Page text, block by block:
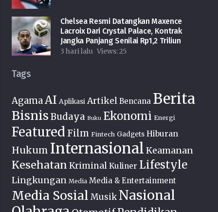
Chelsea Resmi Datangkan Maxence
Lacroix Dari Crystal Palace, Kontrak
Jangka Panjang Senilai Rp1,2 Triliun
3 hari lalu Views:25
Tags
AgamaAI Aplikasi Artikel Bencana Berita
Bisnis Budaya Buku Ekonomi Energi
Featured Film Fintech Gadgets Hiburan
Hukum Internasional Keamanan
Kesehatan Kriminal Kuliner Lifestyle
Lingkungan Media Media & Entertainment
Media Sosial Musik Nasional